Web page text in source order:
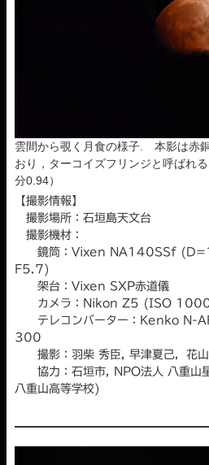
雲間から覗く月食の様子. 本影は赤
おり，ターコイズフリンジと呼ばれ
分0.94）
【撮影情報】
撮影場所：石垣島天文台
撮影機材：
鏡筒：Vixen NA140SSf
F5.7)
架台：Vixen SXP赤道儀
カメラ：Nikon Z5 (ISO
テレコンバーター：Kenko N-
300
撮影：羽柴 秀臣, 早津夏己，花山
協力：石垣市, NPO法人 八重山
八重山高等学校)